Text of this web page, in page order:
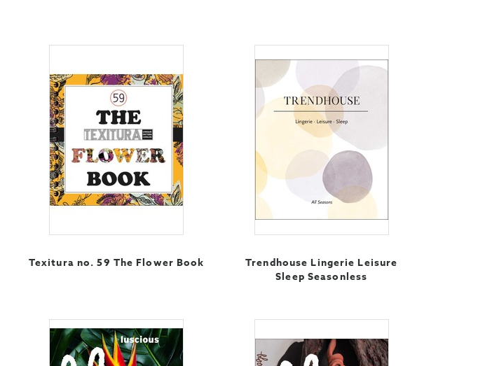
Texitura no. 59 The Flower Book
Trendhouse Lingerie Leisure
Sleep Seasonless